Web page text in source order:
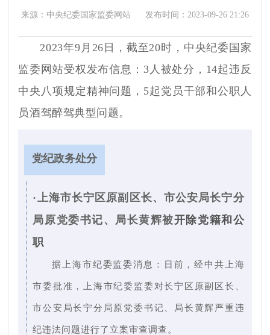
来源： 中央纪委国家监委网站 发布时间： 2023-09-26 21:26
2023年9月26日，截至20时，中央纪委国家
监委网站受权发布信息：3人被处分，14起违反
中央八项规定精神问题，5起党员干部和公职人
员酒驾醉驾典型问题。
党纪政务处分
·上海市长宁区原副区长、市公安局长宁分
局原党委书记、局长黄辉被开除党籍和公
职
据上海市纪委监委消息：日前，经中共上海
市委批准，上海市纪委监委对长宁区原副区长、
市公安局长宁分局原党委书记、局长黄辉严重违
纪违法问题进行了立案审查调查。